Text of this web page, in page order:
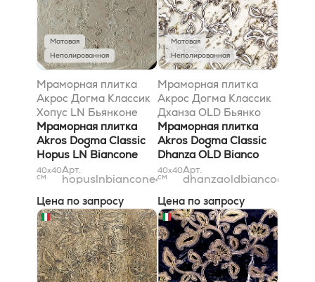
Матовая
Неполированная
Мраморная плитка
Акрос Догма Классик
Хопус LN Бьянконе
40x40
Мраморная плитка
Akros Dogma Classic
Hopus LN Biancone
40x40
40x40
см
Арт.
hopuslnbiancone40x40
Цена по запросу
Матовая
Неполированная
Мраморная плитка
Акрос Догма Классик
Дханза OLD Бьянко
Каррара 40x40
Мраморная плитка
Akros Dogma Classic
Dhanza OLD Bianco
Carrara 40x40
40x40
см
Арт.
Цена по запросу